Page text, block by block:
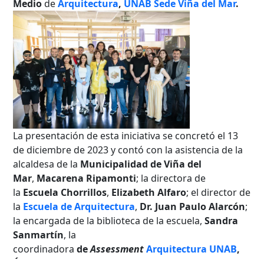
MediodeArquitectura, UNAB Sede Viña del Mar.
La presentación de esta iniciativa se concretó el 13
de diciembre de 2023 y contó con la asistencia de la
alcaldesa de la Municipalidad de Viña del
Mar, Macarena Ripamonti; la directora de
la Escuela Chorrillos, Elizabeth Alfaro; el director de
la Escuela de Arquitectura, Dr. Juan Paulo Alarcón;
la encargada de la biblioteca de la escuela,Sandra
Sanmartín, la
coordinadoradeAssessmentArquitectura UNAB,